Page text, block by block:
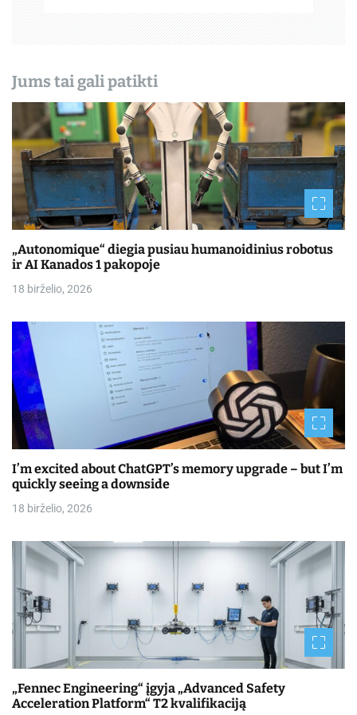
Jums tai gali patikti
„Autonomique“ diegia pusiau humanoidinius robotus
ir AI Kanados 1 pakopoje
18 birželio, 2026
I’m excited about ChatGPT’s memory upgrade – but I’m
quickly seeing a downside
18 birželio, 2026
„Fennec Engineering“ įgyja „Advanced Safety
Acceleration Platform“ T2 kvalifikaciją